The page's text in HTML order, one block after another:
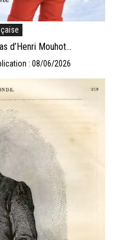
d’Henri Mouhot…
: 08/06/2026